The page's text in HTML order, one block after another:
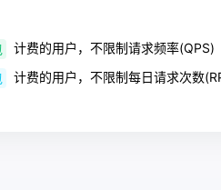
计费的用户，不限制请求频率(QPS)
计费的用户，不限制每日请求次数